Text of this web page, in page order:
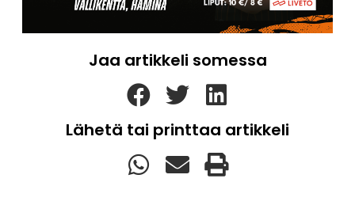
Jaa artikkeli somessa
Lähetä tai printtaa artikkeli